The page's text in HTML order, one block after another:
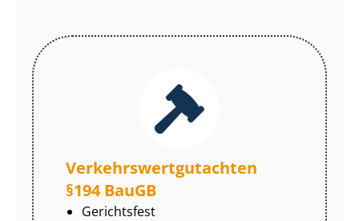
Ver­kehrs­wert­gut­ach­ten
§194 BauGB
Gerichtsfest